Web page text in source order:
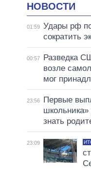
НОВОСТИ
01:59 Удары рф
сократить
00:57
Разведка
возле
мог
23:56
Первые
знать
23:09